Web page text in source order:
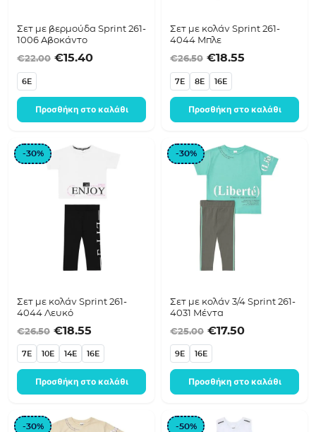
Σετ με βερμούδα Sprint 261-
1006 Αβοκάντο
€22.00 Original price was: €22.00.
€15.40Η τρέχουσα τιμή είναι: €15.40.
6E
Προσθήκη στο καλάθι
Σετ με κολάν Sprint 261-
4044 Μπλε
€26.50 Original price
€18.55
7E 8E 16E
Προσθήκη στο καλάθι
-30%
Σετ με κολάν Sprint 261-
4044 Λευκό
€26.50 Original price was: €26.50.
€18.55 Η τρέχουσα τιμή είναι: €18.55.
7E 10E 14E 16E
Προσθήκη στο καλάθι
-30%
Σετ με κολάν 3/4 Sprint 261-
4031 Μέντα
€25.00 Original price
€17.50Η τρέχουσα
9E 16E
Προσθήκη στο καλάθι
-30% -50%